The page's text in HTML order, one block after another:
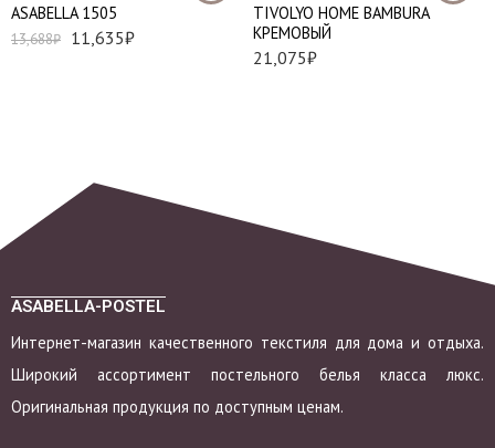
АSABELLA 1505
13,688₽ 11,635₽
TIVOLYO HOME BAMBURA
КРЕМОВЫЙ
21,075₽
ASABELLA-POSTEL
Интернет-магазин качественного текстиля для дома и отдыха.
Широкий ассортимент постельного белья класса люкс.
Оригинальная продукция по доступным ценам.